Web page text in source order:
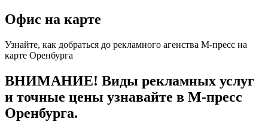
Офис на карте
Узнайте, как добраться до рекламного агенства М-пресс на
карте Оренбурга
ВНИМАНИЕ! Виды рекламных услуг
и точные цены узнавайте в М-пресс
Оренбурга.